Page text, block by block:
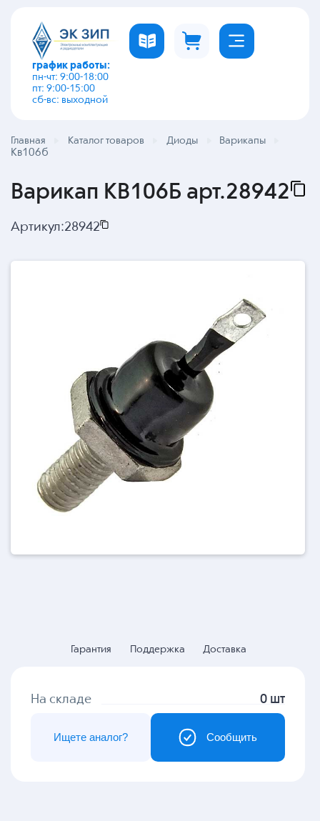
график работы:
пн-чт: 9:00-18:00
пт: 9:00-15:00
сб-вс: выходной
Главная Каталог товаров Диоды Варикапы
Кв106б
Варикап КВ106Б арт.28942
Артикул:28942
Гарантия Поддержка Доставка
На складе 0 шт
Сообщить
Ищете аналог?